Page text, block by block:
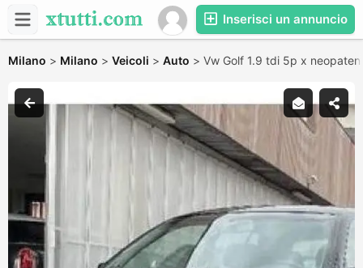
Inserisci un annuncio
Milano > Milano > Veicoli > Auto > Vw Golf 1.9 tdi 5p x